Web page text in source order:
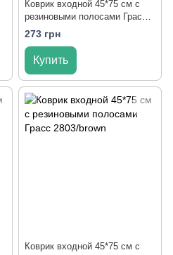
Коврик входной 45*75 см с
резиновыми полосами Грасс
2803/grey
273 грн
Купить
Коврик входной 45*75 см с